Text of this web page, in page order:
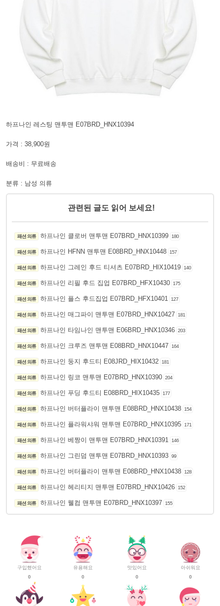
하프나인 레스팅 맨투맨 E07BRD_HNX10394
가격 : 38,900원
배송비 : 무료배송
분류 : 남성 의류
관련된 글도 읽어 보세요!
패션 의류 하프나인 클로버 맨투맨 E07BRD_HNX10399 180
패션 의류 하프나인 HFNN 맨투맨 E08BRD_HNX10448 157
패션 의류 하프나인 그레인 후드 티셔츠 E07BRD_HIX10419 140
패션 의류 하프나인 리필 후드 집업 E07BRD_HFX10430 175
패션 의류 하프나인 플스 후드집업 E07BRD_HFX10401 127
패션 의류 하프나인 매그파이 맨투맨 E07BRD_HNX10427 181
패션 의류 하프나인 타임나인 맨투맨 E06BRD_HNX10346 203
패션 의류 하프나인 크루즈 맨투맨 E08BRD_HNX10447 164
패션 의류 하프나인 둥지 후드티 E08JRD_HIX10432 181
패션 의류 하프나인 링코 맨투맨 E07BRD_HNX10390 204
패션 의류 하프나인 푸딩 후드티 E08BRD_HIX10435 177
패션 의류 하프나인 버터플라이 맨투맨 E08BRD_HNX10438 154
패션 의류 하프나인 플라워샤워 맨투맨 E07BRD_HNX10395 171
패션 의류 하프나인 베짱이 맨투맨 E07BRD_HNX10391 146
패션 의류 하프나인 그린덤 맨투맨 E07BRD_HNX10393 99
패션 의류 하프나인 버터플라이 맨투맨 E08BRD_HNX10438 128
패션 의류 하프나인 헤리티지 맨투맨 E07BRD_HNX10426 152
패션 의류 하프나인 웰컴 맨투맨 E07BRD_HNX10397 155
구입했어요
0
유용해요
0
맛있어요
0
아쉬워요
0